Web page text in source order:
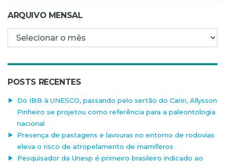
ARQUIVO MENSAL
Arquivo mensal
POSTS RECENTES
Do IBB à UNESCO, passando pelo sertão do Cariri, Allysson
Pinheiro se projetou como referência para a paleontologia
nacional
Presença de pastagens e lavouras no entorno de rodovias
eleva o risco de atropelamento de mamíferos
Pesquisador da Unesp é primeiro brasileiro indicado ao